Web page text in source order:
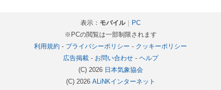
表示： モバイル｜
PC
※PCの閲覧は一部制限されます
利用規約 - プライバシーポリシー - クッキーポリシー
広告掲載- お問い合わせ- ヘルプ
(C) 2026 日本気象協会
(C) 2026 ALiNKインターネット